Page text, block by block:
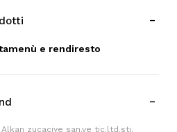
e rendiresto
Alkan zucaciye san.ve tic.ltd.sti.